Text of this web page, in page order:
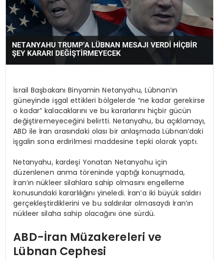
İsrail Başbakanı Binyamin Netanyahu, Lübnan’ın
güneyinde işgal ettikleri bölgelerde “ne kadar gerekirse
o kadar” kalacaklarını ve bu kararlarını hiçbir gücün
değiştiremeyeceğini belirtti. Netanyahu, bu açıklamayı,
ABD ile İran arasındaki olası bir anlaşmada Lübnan’daki
işgalin sona erdirilmesi maddesine tepki olarak yaptı.
Netanyahu, kardeşi Yonatan Netanyahu için
düzenlenen anma töreninde yaptığı konuşmada,
İran’ın nükleer silahlara sahip olmasını engelleme
konusundaki kararlılığını yineledi. İran’a iki büyük saldırı
gerçekleştirdiklerini ve bu saldırılar olmasaydı İran’ın
nükleer silaha sahip olacağını öne sürdü.
ABD-İran Müzakereleri ve
Lübnan Cephesi